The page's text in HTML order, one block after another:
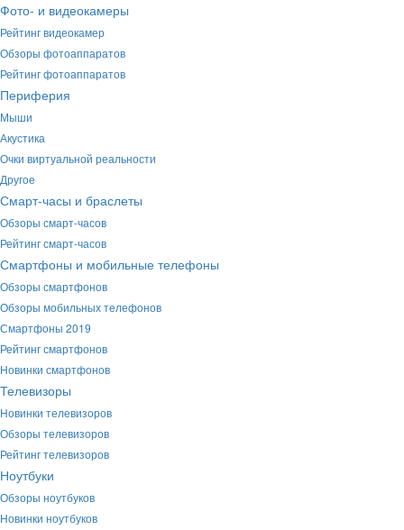
Фото- и видеокамеры
Рейтинг видеокамер
Обзоры фотоаппаратов
Рейтинг фотоаппаратов
Периферия
Мыши
Акустика
Очки виртуальной реальности
Другое
Смарт-часы и браслеты
Обзоры смарт-часов
Рейтинг смарт-часов
Смартфоны и мобильные телефоны
Обзоры смартфонов
Обзоры мобильных телефонов
Смартфоны 2019
Рейтинг смартфонов
Новинки смартфонов
Телевизоры
Новинки телевизоров
Обзоры телевизоров
Рейтинг телевизоров
Ноутбуки
Обзоры ноутбуков
Новинки ноутбуков